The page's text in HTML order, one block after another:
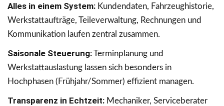
Alles in einem System: Kundendaten, Fahrzeughistorie,
Werkstattaufträge, Teileverwaltung, Rechnungen und
Kommunikation laufen zentral zusammen.
Saisonale Steuerung:Terminplanung und
Werkstattauslastung lassen sich besonders in
Hochphasen (Frühjahr/Sommer) effizient managen.
Transparenz in Echtzeit: Mechaniker, Serviceberater